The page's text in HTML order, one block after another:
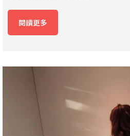
閱讀更多